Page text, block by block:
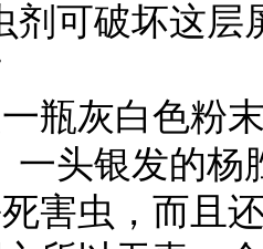
剂可破坏这
灰白色粉末
一头银发的杨
害虫，而且